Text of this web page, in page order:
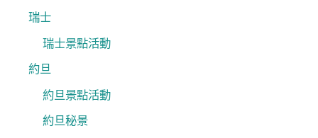
瑞士
瑞士景點活動
約旦
約旦景點活動
約旦秘景